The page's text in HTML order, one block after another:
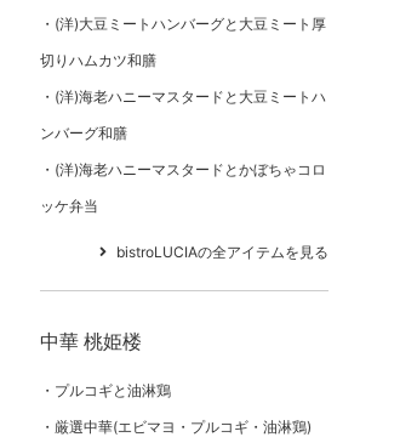
(洋)大豆ミートハンバーグと大豆ミート厚
切りハムカツ和膳
(洋)海老ハニーマスタードと大豆ミートハ
ンバーグ和膳
(洋)海老ハニーマスタードとかぼちゃコロ
ッケ弁当
bistroLUCIAの全アイテムを見る
中華 桃姫楼
プルコギと油淋鶏
厳選中華(エビマヨ・プルコギ・油淋鶏)